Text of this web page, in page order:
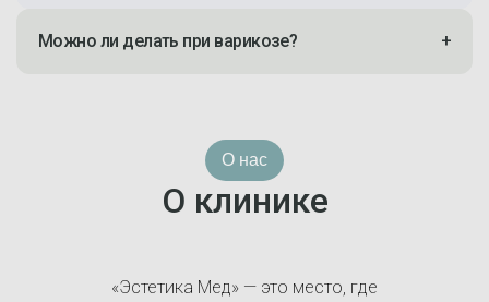
Можно ли делать при варикозе? +
О нас
О клинике
«Эстетика Мед» — это место, где